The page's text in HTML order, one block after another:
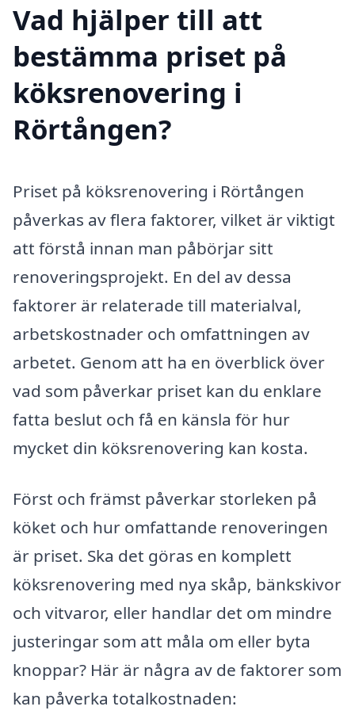
Vad hjälper till att
bestämma priset på
köksrenovering i
Rörtången?
Priset på köksrenovering i Rörtången
påverkas av flera faktorer, vilket är viktigt
att förstå innan man påbörjar sitt
renoveringsprojekt. En del av dessa
faktorer är relaterade till materialval,
arbetskostnader och omfattningen av
arbetet. Genom att ha en överblick över
vad som påverkar priset kan du enklare
fatta beslut och få en känsla för hur
mycket din köksrenovering kan kosta.
Först och främst påverkar storleken på
köket och hur omfattande renoveringen
är priset. Ska det göras en komplett
köksrenovering med nya skåp, bänkskivor
och vitvaror, eller handlar det om mindre
justeringar som att måla om eller byta
knoppar? Här är några av de faktorer som
kan påverka totalkostnaden: